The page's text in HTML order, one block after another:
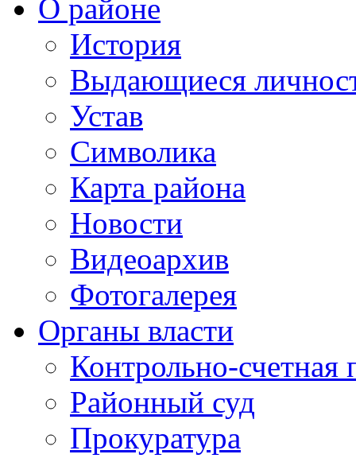
О районе
История
Выдающиеся
Устав
Символика
Карта района
Новости
Видеоархив
Фотогалерея
Органы власти
Контрольно-счетная
Районный суд
Прокуратура